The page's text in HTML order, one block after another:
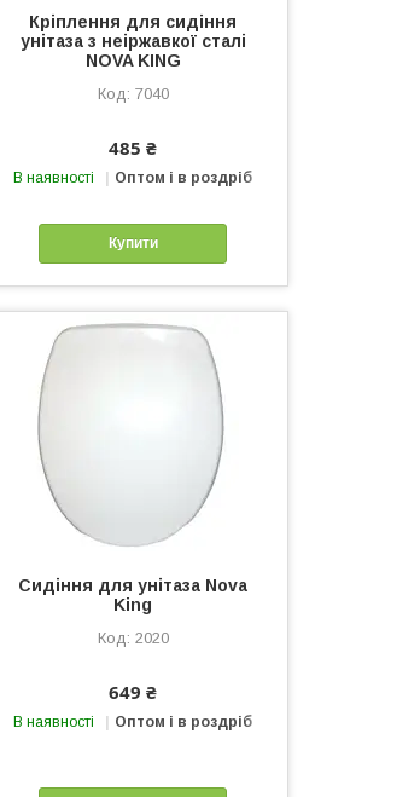
Кріплення для сидіння
унітаза з неіржавкої сталі
NOVA KING
7040
485 ₴
В наявності Оптом і в роздріб
Купити
Сидіння для унітаза Nova
King
2020
649 ₴
В наявності Оптом і в роздріб